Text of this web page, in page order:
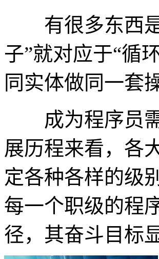
有很多东西是
子”就对应于“循
同实体做同一套
成为程序员需
展历程来看，各
定各种各样的级
每一个职级的程
径，其奋斗目标